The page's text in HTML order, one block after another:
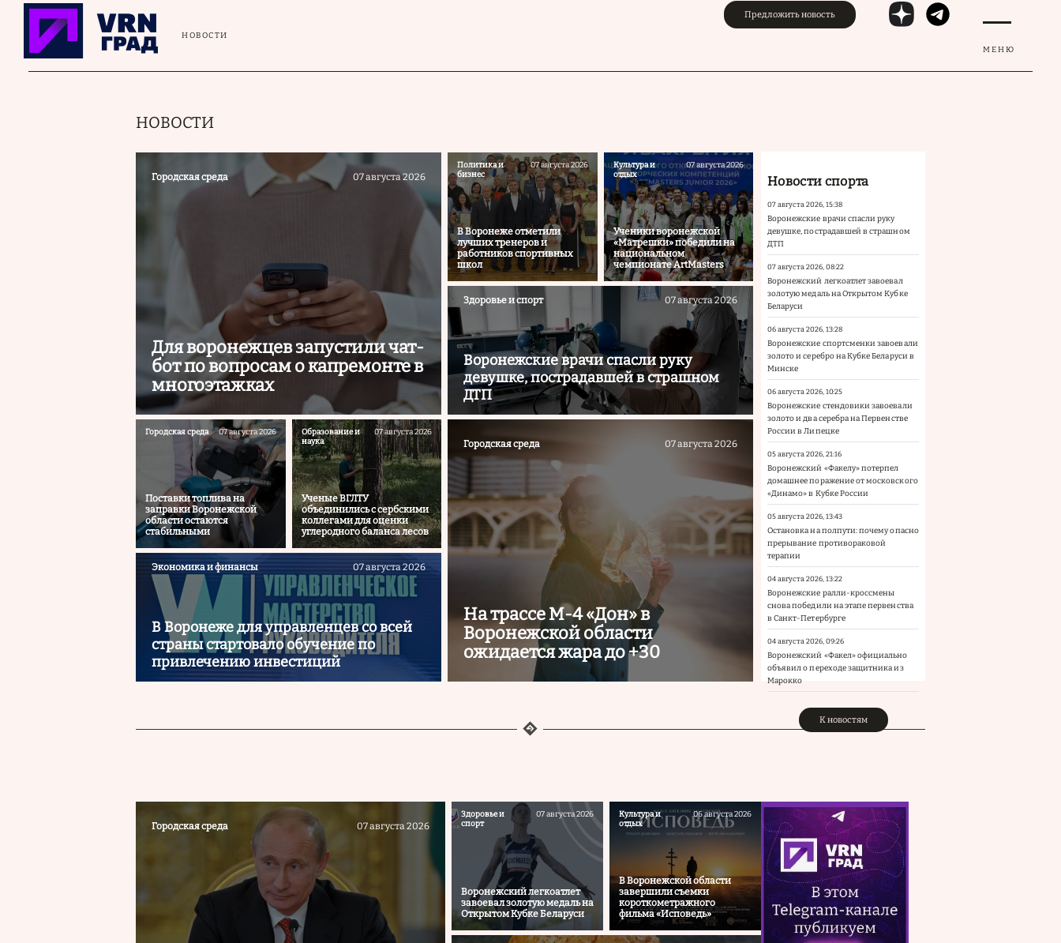
Перейти к основному содержанию
МЕНЮ
НОВОСТИ
Предложить новость
НОВОСТИ
Городская среда 07 августа 2026
Для воронежцев запустили чат-
бот по вопросам о капремонте в
многоэтажках
Политика и
бизнес
07 августа 2026
В Воронеже отметили
лучших тренеров и
работников спортивных
школ
Культура и
отдых
07 августа 2026
Ученики воронежской
«Матрешки» победили на
национальном
чемпионате ArtMasters
Здоровье и спорт 07 августа 2026
Воронежские врачи спасли руку
девушке, пострадавшей в страшном
ДТП
Городская среда 07 августа 2026
Поставки топлива на
заправки Воронежской
области остаются
стабильными
Образование и
наука
07 августа 2026
Ученые ВГЛТУ
объединились с сербскими
коллегами для оценки
углеродного баланса лесов
Экономика и финансы 07 августа 2026
В Воронеже для управленцев со всей
страны стартовало обучение по
привлечению инвестиций
Городская среда 07 августа 2026
На трассе М-4 «Дон» в
Воронежской области
ожидается жара до +30
Новости спорта
07 августа 2026, 15:38
Воронежские врачи спасли руку
девушке, пострадавшей в страшном
ДТП
07 августа 2026, 08:22
Воронежский легкоатлет завоевал
золотую медаль на Открытом Кубке
Беларуси
06 августа 2026, 13:28
Воронежские спортсменки завоевали
золото и серебро на Кубке Беларуси в
Минске
06 августа 2026, 10:25
Воронежские стендовики завоевали
золото и два серебра на Первенстве
России в Липецке
05 августа 2026, 21:16
Воронежский «Факелу» потерпел
домашнее поражение от московского
«Динамо» в Кубке России
05 августа 2026, 13:43
Остановка на полпути: почему опасно
прерывание противораковой
терапии
04 августа 2026, 13:22
Воронежские ралли-кроссмены
снова победили на этапе первенства
в Санкт-Петербурге
04 августа 2026, 09:26
Воронежский «Факел» официально
объявил о переходе защитника из
Марокко
К новостям
Городская среда 07 августа 2026
Здоровье и
спорт
07 августа 2026
Воронежский легкоатлет
завоевал золотую медаль на
Открытом Кубке Беларуси
Культура и
отдых
06 августа 2026
В Воронежской области
завершили съемки
короткометражного
фильма «Исповедь»